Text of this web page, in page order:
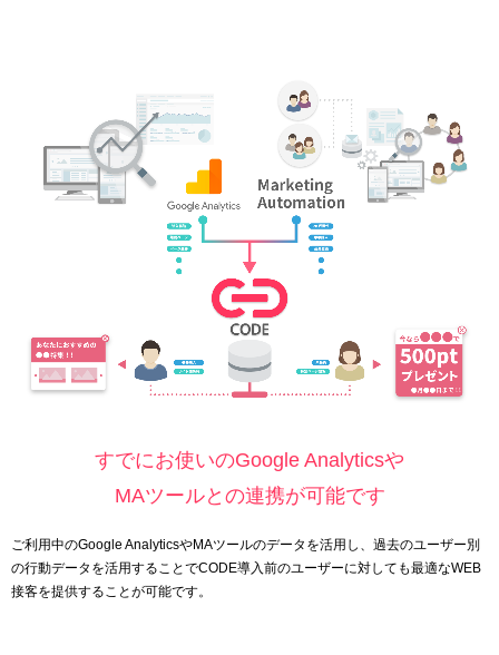
すでにお使いのGoogle Analyticsや
MAツールとの連携が可能です
ご利用中のGoogle AnalyticsやMAツールのデータを活用し、過去のユーザー別
の行動データを活用することでCODE導入前のユーザーに対しても最適なWEB
接客を提供することが可能です。